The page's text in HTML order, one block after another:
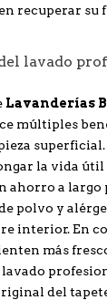
recuperar su
lavado
Lavanderías
múltiples
la vida útil
ahorro a largo
polvo y
interior. En
más
del